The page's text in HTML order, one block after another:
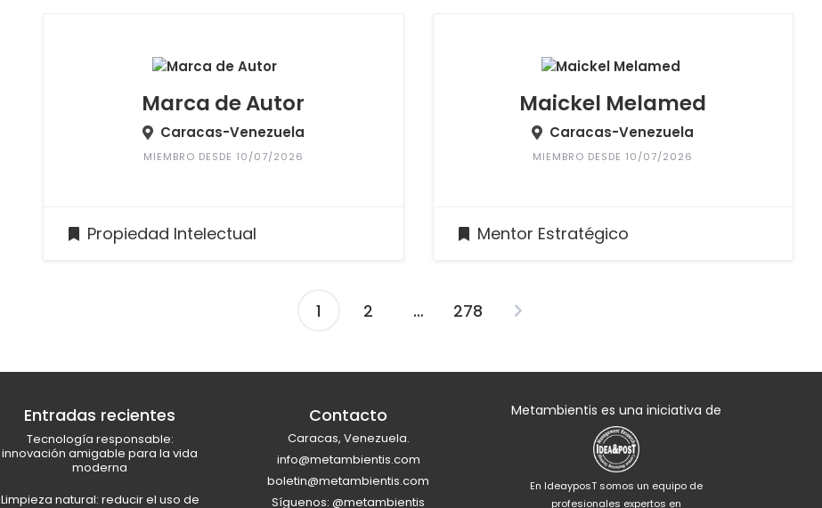
Marca de Autor
Caracas-Venezuela
MIEMBRO DESDE 10/07/2026
Propiedad Intelectual
Maickel Melamed
Caracas-Venezuela
MIEMBRO DESDE 10/07/2026
Mentor Estratégico
1 2 … 278
Entradas recientes
Tecnología responsable:
innovación amigable para la vida
moderna
Limpieza natural: reducir el uso de
Contacto
Caracas, Venezuela.
info@metambientis.com
boletin@metambientis.com
Síguenos: @metambientis
Metambientis es una iniciativa de
En IdeayposT somos un equipo de
profesionales expertos en